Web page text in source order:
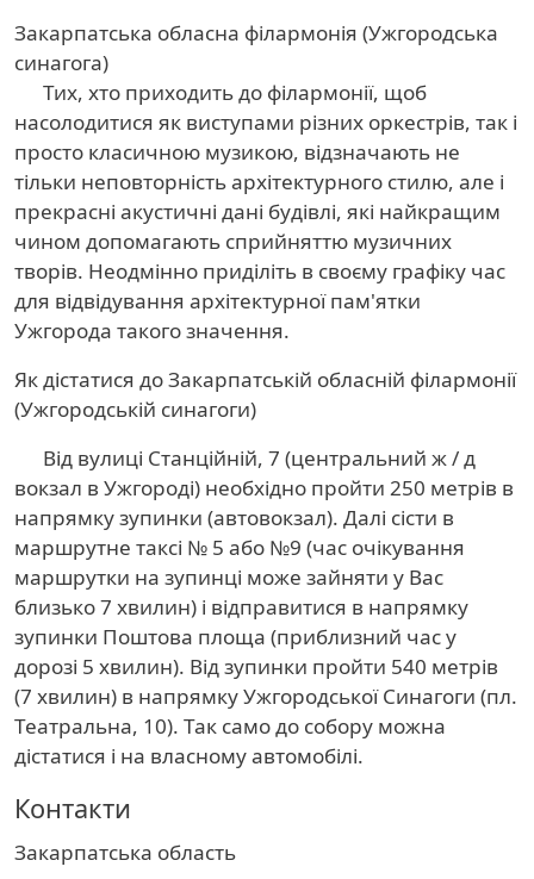
Закарпатська обласна філармонія (Ужгородська
синагога)
Тих, хто приходить до філармонії, щоб
насолодитися як виступами різних оркестрів, так і
просто класичною музикою, відзначають не
тільки неповторність архітектурного стилю, але і
прекрасні акустичні дані будівлі, які найкращим
чином допомагають сприйняттю музичних
творів. Неодмінно приділіть в своєму графіку час
для відвідування архітектурної пам'ятки
Ужгорода такого значення.
Як дістатися до Закарпатській обласній філармонії
(Ужгородській синагоги)
Від вулиці Станційній, 7 (центральний ж / д
вокзал в Ужгороді) необхідно пройти 250 метрів в
напрямку зупинки (автовокзал). Далі сісти в
маршрутне таксі № 5 або №9 (час очікування
маршрутки на зупинці може зайняти у Вас
близько 7 хвилин) і відправитися в напрямку
зупинки Поштова площа (приблизний час у
дорозі 5 хвилин). Від зупинки пройти 540 метрів
(7 хвилин) в напрямку Ужгородської Синагоги (пл.
Театральна, 10). Так само до собору можна
дістатися і на власному автомобілі.
Контакти
Область
Закарпатська область